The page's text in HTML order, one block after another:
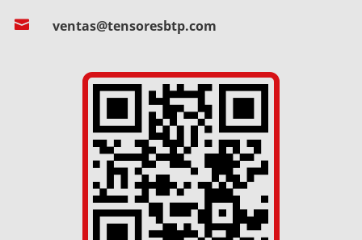
 ventas@tensoresbtp.com